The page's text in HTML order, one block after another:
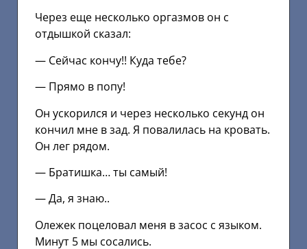
Через еще несколько оргазмов он с
отдышкой сказал:
— Сейчас кончу!! Куда тебе?
— Прямо в попу!
Он ускорился и через несколько секунд он
кончил мне в зад. Я повалилась на кровать.
Он лег рядом.
— Братишка… ты самый!
— Да, я знаю..
Олежек поцеловал меня в засос с языком.
Минут 5 мы сосались.